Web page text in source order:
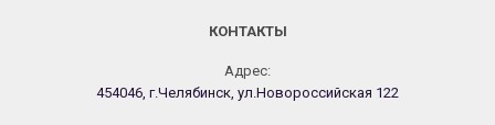
КОНТАКТЫ
Адрес:
454046, г.Челябинск, ул.Новороссийская 122